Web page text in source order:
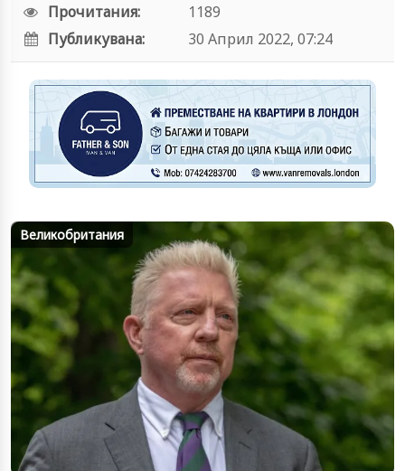
Прочитания:
1189
Публикувана:
30 Април 2022, 07:24
Великобритания